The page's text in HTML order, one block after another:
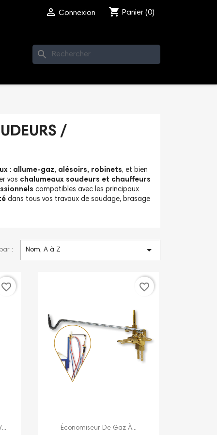
 Connexion shopping_cart Panier (0)
search
/
: allume-gaz, alésoirs, robinets, et bien
vos chalumeaux soudeurs et chauffeurs
compatibles avec les principaux
dans tous vos travaux de soudage, brasage
: Nom, A à Z 
favorite_border
Aperçu rapide
Économiseur De Gaz À...
favorite_border